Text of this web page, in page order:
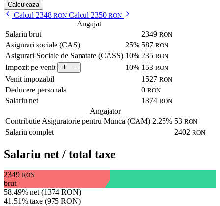
Calculeaza
Calcul 2348 RON Calcul 2350 RON
Angajat
Salariu brut
2349 RON
Asigurari sociale (CAS) 25% 587 RON
Asigurari Sociale de Sanatate (CASS) 10% 235 RON
Impozit pe venit 10% 153 RON
Venit impozabil 1527 RON
Deducere personala 0 RON
Salariu net 1374 RON
Angajator
Contributie Asiguratorie pentru Munca (CAM) 2.25% 53 RON
Salariu complet 2402 RON
Salariu net / total taxe
2349 RON
brut
58.49% net (1374 RON)
41.51% taxe (975 RON)